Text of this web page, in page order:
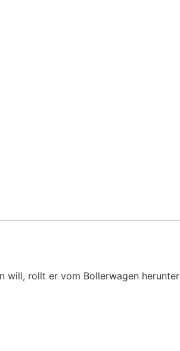
will, rollt er vom Bollerwagen herunter